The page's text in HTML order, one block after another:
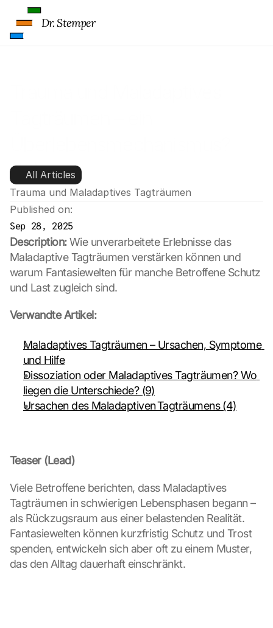
(10)All Articles
Trauma und Maladaptives Tagträumen
Published on:
Sep 28, 2025
Description: Wie unverarbeitete Erlebnisse das
Maladaptive Tagträumen verstärken können und
warum Fantasiewelten für manche Betroffene Schutz
und Last zugleich sind.
Verwandte Artikel:
Maladaptives Tagträumen – Ursachen, Symptome
und Hilfe
Dissoziation oder Maladaptives Tagträumen? Wo
liegen die Unterschiede? (9)
Ursachen des Maladaptiven Tagträumens (4)
Teaser (Lead)
Viele Betroffene berichten, dass Maladaptives
Tagträumen in schwierigen Lebensphasen begann –
als Rückzugsraum aus einer belastenden Realität.
Fantasiewelten können kurzfristig Schutz und Trost
spenden, entwickeln sich aber oft zu einem Muster,
das den Alltag dauerhaft einschränkt.
Dr. Stemper